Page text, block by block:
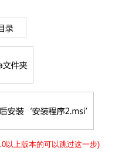
以上版本的可以跳过这一步)